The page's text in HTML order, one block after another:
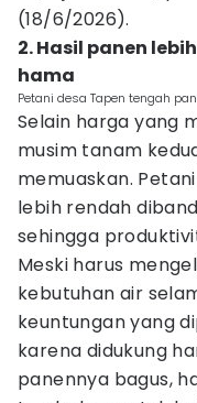
(18/6/2026).
2. Hasil panen
hama
Petani desa Tapen tengah
Selain harga yang
musim tanam
memuaskan.
lebih rendah
sehingga
Meski harus
kebutuhan air
keuntungan yang
karena didukung
panennya bagus,